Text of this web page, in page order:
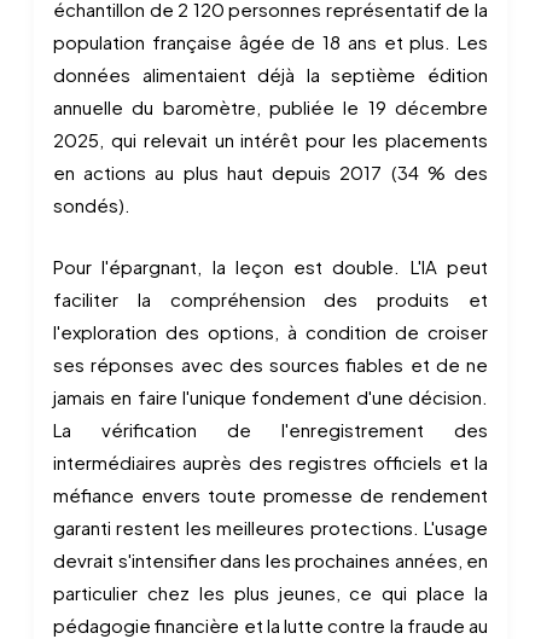
échantillon de 2 120 personnes représentatif de la
population française âgée de 18 ans et plus. Les
données alimentaient déjà la septième édition
annuelle du baromètre, publiée le 19 décembre
2025, qui relevait un intérêt pour les placements
en actions au plus haut depuis 2017 (34 % des
sondés).
Pour l'épargnant, la leçon est double. L'IA peut
faciliter la compréhension des produits et
l'exploration des options, à condition de croiser
ses réponses avec des sources fiables et de ne
jamais en faire l'unique fondement d'une décision.
La vérification de l'enregistrement des
intermédiaires auprès des registres officiels et la
méfiance envers toute promesse de rendement
garanti restent les meilleures protections. L'usage
devrait s'intensifier dans les prochaines années, en
particulier chez les plus jeunes, ce qui place la
pédagogie financière et la lutte contre la fraude au